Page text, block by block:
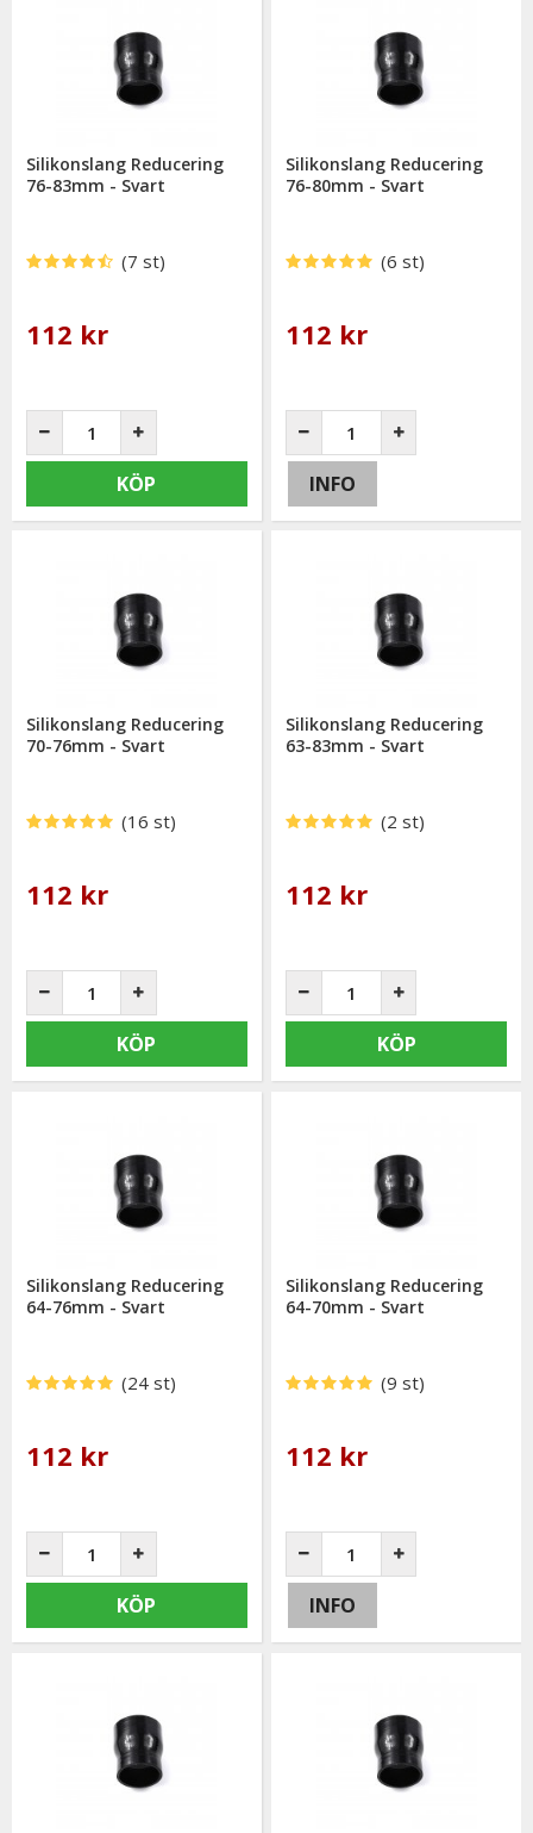
Silikonslang Reducering
76-83mm - Svart
(7 st)
112 kr
KÖP
Silikonslang Reducering
76-80mm - Svart
(6 st)
112 kr
INFO
Silikonslang Reducering
70-76mm - Svart
(16 st)
112 kr
KÖP
Silikonslang Reducering
63-83mm - Svart
(2 st)
112 kr
KÖP
Silikonslang Reducering
64-76mm - Svart
(24 st)
112 kr
KÖP
Silikonslang Reducering
64-70mm - Svart
(9 st)
112 kr
INFO